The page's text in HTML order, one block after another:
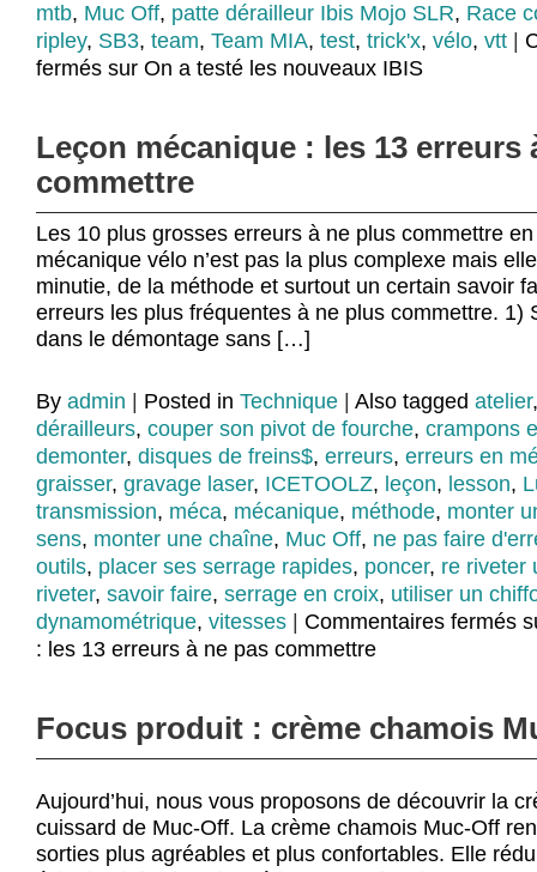
mtb, Muc Off, patte dérailleur Ibis Mojo SLR, Race
ripley, SB3, team, Team MIA, test, trick'x, vélo, vtt
fermés sur On a testé les nouveaux IBIS
Leçon mécanique : les 13 erreurs
commettre
Les 10 plus grosses erreurs à ne plus commettre
mécanique vélo n’est pas la plus complexe mais
minutie, de la méthode et surtout un certain savoir
erreurs les plus fréquentes à ne plus commettre. 1)
dans le démontage sans […]
By admin Posted in Technique Also tagged atelier
dérailleurs, couper son pivot de fourche, crampons
demonter, disques de freins$, erreurs, erreurs en
graisser, gravage laser, ICETOOLZ, leçon, lesson,
transmission, méca, mécanique, méthode, monter
sens, monter une chaîne, Muc Off, ne pas faire
outils, placer ses serrage rapides, poncer, re riveter
riveter, savoir faire, serrage en croix, utiliser un
dynamométrique, vitesses Commentaires fermés
: les 13 erreurs à ne pas commettre
Focus produit : crème chamois
Aujourd’hui, nous vous proposons de découvrir la
cuissard de Muc-Off. La crème chamois Muc-Off
sorties plus agréables et plus confortables. Elle